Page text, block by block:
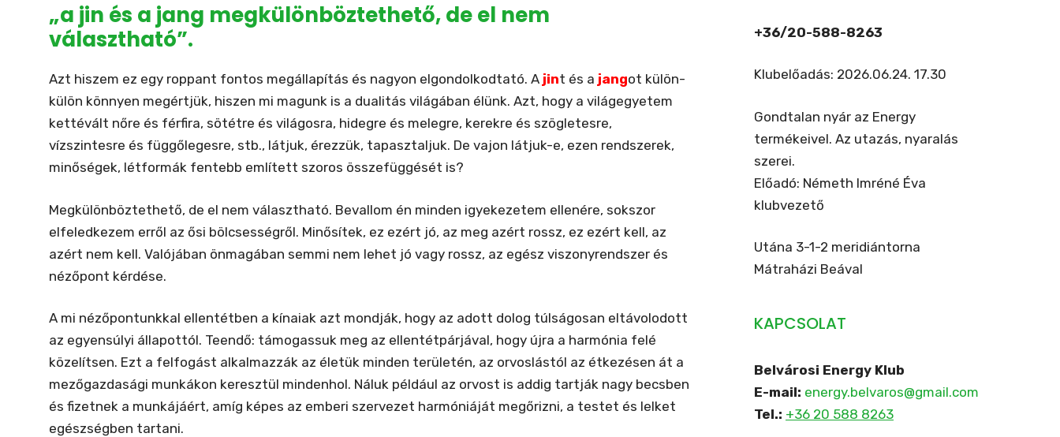
„a jin és a jang megkülönböztethető, de el nem
választható”.
Azt hiszem ez egy roppant fontos megállapítás és nagyon elgondolkodtató. A jint és a jangot külön-
külön könnyen megértjük, hiszen mi magunk is a dualitás világában élünk. Azt, hogy a világegyetem
kettévált nőre és férfira, sötétre és világosra, hidegre és melegre, kerekre és szögletesre,
vízszintesre és függőlegesre, stb., látjuk, érezzük, tapasztaljuk. De vajon látjuk-e, ezen rendszerek,
minőségek, létformák fentebb említett szoros összefüggését is?
Megkülönböztethető, de el nem választható. Bevallom én minden igyekezetem ellenére, sokszor
elfeledkezem erről az ősi bölcsességről. Minősítek, ez ezért jó, az meg azért rossz, ez ezért kell, az
azért nem kell. Valójában önmagában semmi nem lehet jó vagy rossz, az egész viszonyrendszer és
nézőpont kérdése.
A mi nézőpontunkkal ellentétben a kínaiak azt mondják, hogy az adott dolog túlságosan eltávolodott
az egyensúlyi állapottól. Teendő: támogassuk meg az ellentétpárjával, hogy újra a harmónia felé
közelítsen. Ezt a felfogást alkalmazzák az életük minden területén, az orvoslástól az étkezésen át a
mezőgazdasági munkákon keresztül mindenhol. Náluk például az orvost is addig tartják nagy becsben
és fizetnek a munkájáért, amíg képes az emberi szervezet harmóniáját megőrizni, a testet és lelket
egészségben tartani.
+36/20-588-8263
Klubelőadás: 2026.06.24. 17.30
Gondtalan nyár az Energy
termékeivel. Az utazás, nyaralás
szerei.
Előadó: Németh Imréné Éva
klubvezető
Utána 3-1-2 meridiántorna
Mátraházi Beával
KAPCSOLAT
Belvárosi Energy Klub
E-mail: energy.belvaros@gmail.com
Tel.: +36 20 588 8263